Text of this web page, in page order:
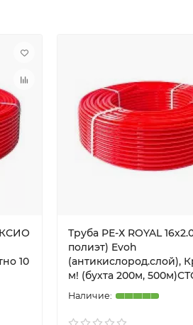
10
Труба РЕ-Х ROYAL
полиэт) Evoh
(антикислород.слой),
м! (бухта 200м,